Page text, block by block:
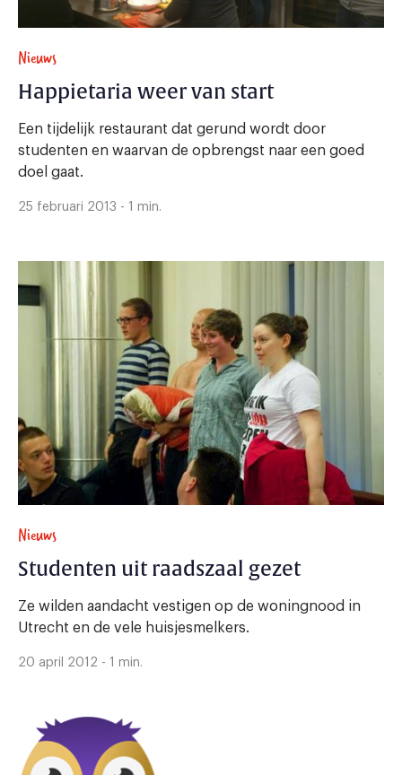
Nieuws
Happietaria weer van start
Een tijdelijk restaurant dat gerund wordt door
studenten en waarvan de opbrengst naar een goed
doel gaat.
25 februari 2013 - 1 min.
Nieuws
Studenten uit raadszaal gezet
Ze wilden aandacht vestigen op de woningnood in
Utrecht en de vele huisjesmelkers.
20 april 2012 - 1 min.